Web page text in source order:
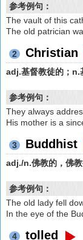
参考例句：
The vault of this
The old patrician
2 Christian
adj.基督教徒的；n.
参考例句：
They always
His mother is a
3 Buddhist
adj./n.佛教的，佛
参考例句：
The old lady fell
In the eye of the
4 tolled